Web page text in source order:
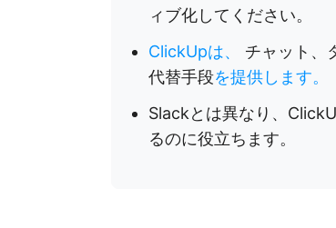
ィブ化してください。
ClickUpは、 チャット、
代替手段を提供します。
Slackとは異なり、
るのに役立ちます。